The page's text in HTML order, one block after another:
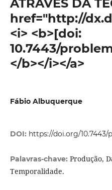
ATRAVÉS DA
href="http://
<i> <b>[doi:
10.7443/
</b></i></a>
Fábio Albuquerque
DOI: https://doi.org/10.7443/
Palavras-chave: Produção,
Temporalidade.